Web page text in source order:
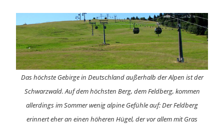
Das höchste Gebirge in Deutschland außerhalb der Alpen ist der
Schwarzwald. Auf dem höchsten Berg, dem Feldberg, kommen
allerdings im Sommer wenig alpine Gefühle auf: Der Feldberg
erinnert eher an einen höheren Hügel, der vor allem mit Gras